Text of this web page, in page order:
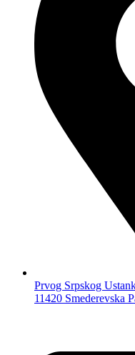
KUĆNA
Prvog Srpskog
11420 Smederevska